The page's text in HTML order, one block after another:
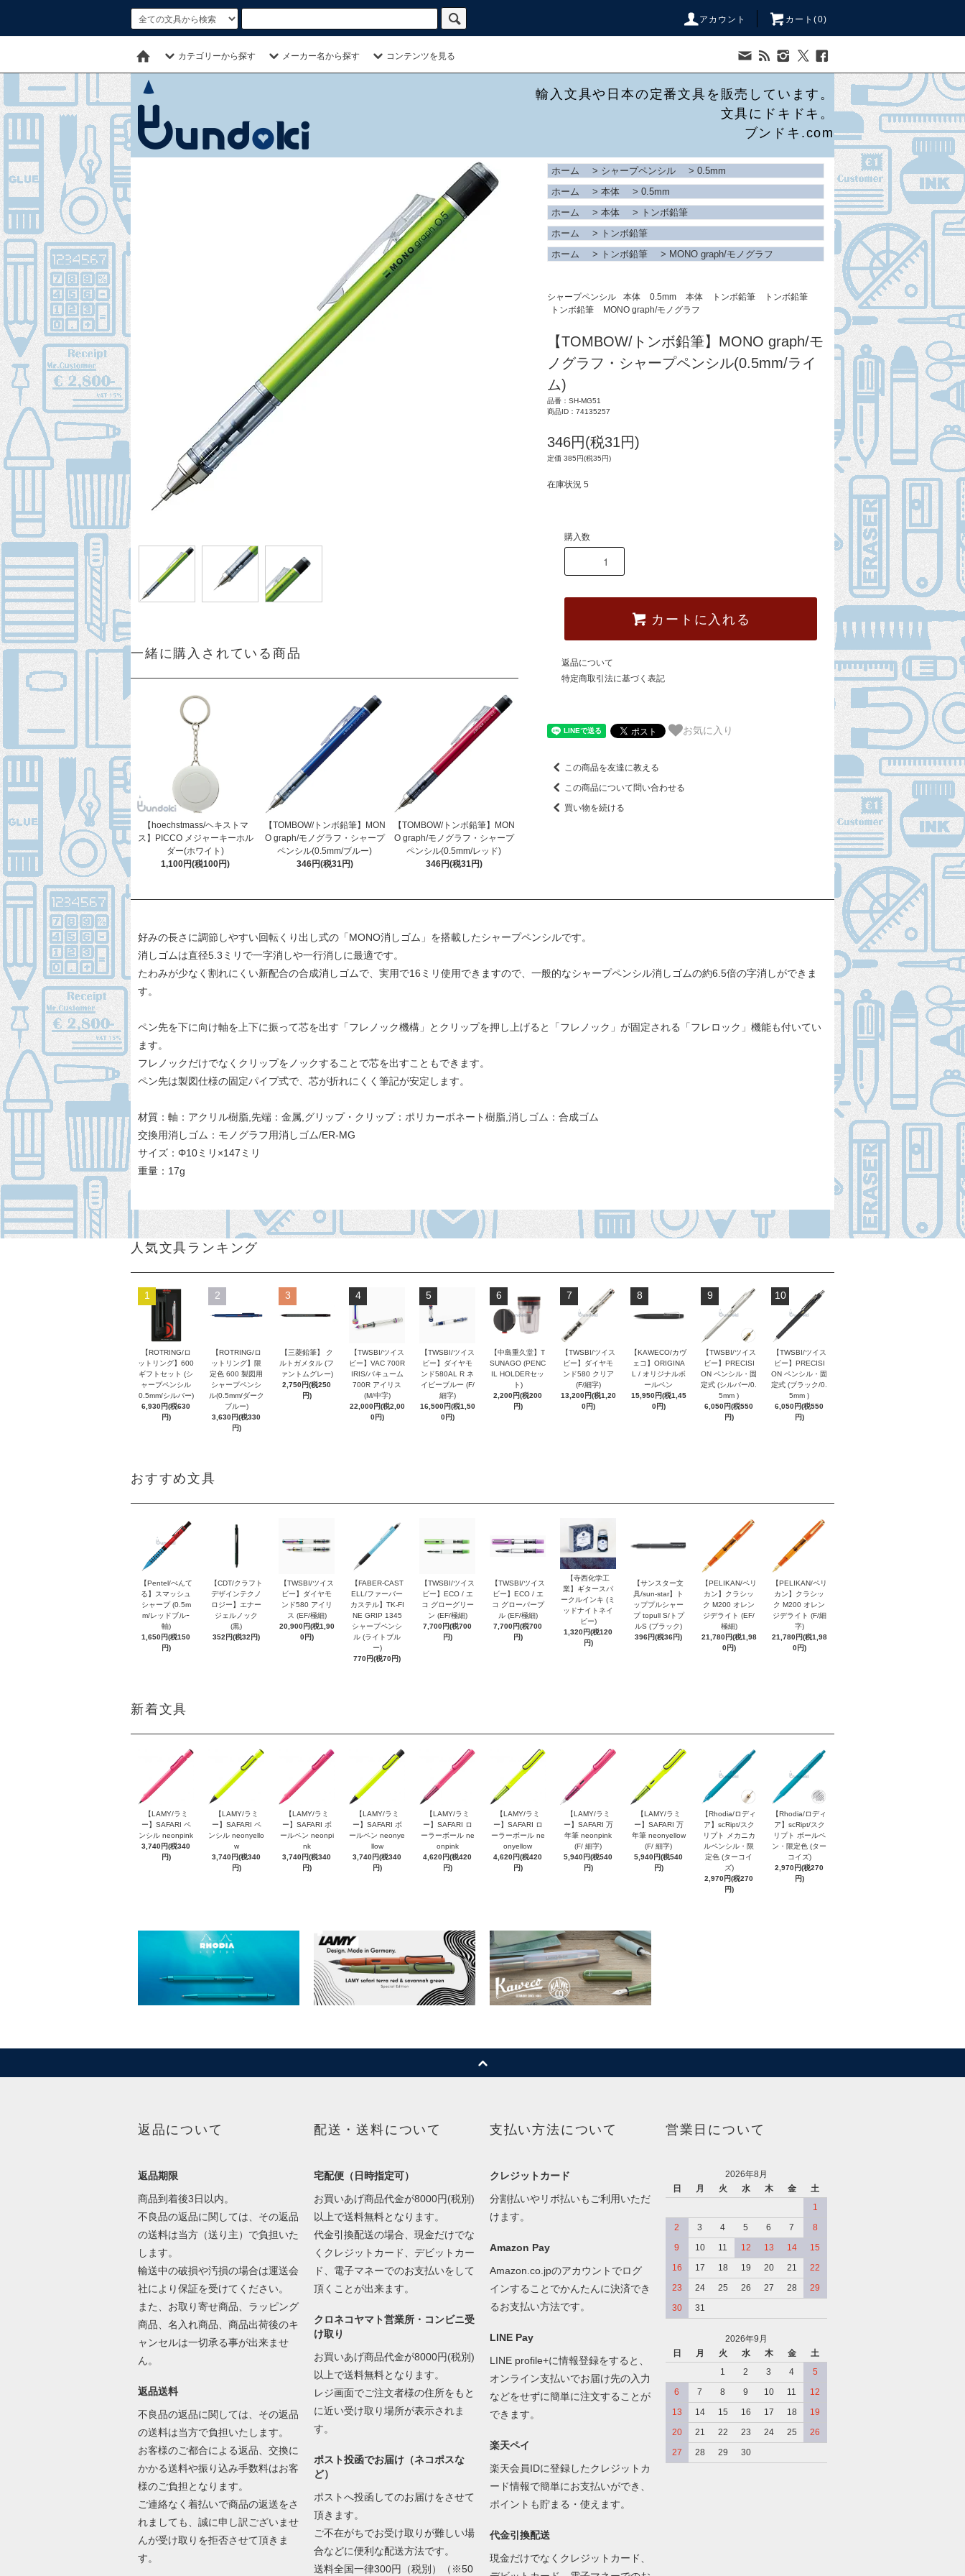
アカウント カート(0)
カテゴリーから探す メーカー名から探す コンテンツを見る
輸入文具や日本の定番文具を販売しています。
文具にドキドキ。
ブンドキ.com
一緒に購入されている商品
【hoechstmass/ヘキストマ
ス】PICCO メジャーキーホル
ダー(ホワイト)
1,100円(税100円)
【TOMBOW/トンボ鉛筆】MON
O graph/モノグラフ・シャープ
ペンシル(0.5mm/ブルー)
346円(税31円)
【TOMBOW/トンボ鉛筆】MON
O graph/モノグラフ・シャープ
ペンシル(0.5mm/レッド)
346円(税31円)
ホーム > シャープペンシル > 0.5mm
ホーム
> 本体 > 0.5mm
ホーム
> 本体 >
トンボ鉛筆
ホーム
>
トンボ鉛筆
ホーム
> トンボ鉛筆 > MONO graph/モノグラフ
シャープペンシル 本体 0.5mm 本体 トンボ鉛筆
トンボ鉛筆
トンボ鉛筆
MONO graph/モノグラフ
【TOMBOW/トンボ鉛筆】MONO graph/モ
ノグラフ・シャープペンシル(0.5mm/ライ
ム)
品番：SH-MG51
商品ID：74135257
346円(税31円)
定価 385円(税35円)
在庫状況 5
購入数
カートに入れる
返品について
特定商取引法に基づく表記
お気に入り
この商品を友達に教える
この商品について問い合わせる
買い物を続ける
好みの長さに調節しやすい回転くり出し式の「MONO消しゴム」を搭載したシャープペンシルです。
消しゴムは直径5.3ミリで一字消しや一行消しに最適です。
たわみが少なく割れにくい新配合の合成消しゴムで、実用で16ミリ使用できますので、一般的なシャープペンシル消しゴムの約6.5倍の字消しができま
す。
ペン先を下に向け軸を上下に振って芯を出す「フレノック機構」とクリップを押し上げると「フレノック」が固定される「フレロック」機能も付いてい
ます。
フレノックだけでなくクリップをノックすることで芯を出すこともできます。
ペン先は製図仕様の固定パイプ式で、芯が折れにくく筆記が安定します。
材質：軸：アクリル樹脂,先端：金属,グリップ・クリップ：ポリカーボネート樹脂,消しゴム：合成ゴム
交換用消しゴム： モノグラフ用消しゴム/ER-MG
サイズ：Φ10ミリ×147ミリ
重量：17g
人気文具ランキング
1
【ROTRING/ロ
ットリング】600
ギフトセット (シ
ャープペンシル
0.5mm/シルバー)
6,930円(税630
円)
2
【ROTRING/ロ
ットリング】限
定色 600 製図用
シャープペンシ
ル(0.5mm/ダーク
ブルー)
3,630円(税330
円)
3
【三菱鉛筆】 ク
ルトガメタル (フ
ァントムグレー)
2,750円(税250
円)
4
【TWSBI/ツイス
ビー】VAC 700R
IRIS/バキューム
700R アイリス
(M/中字)
22,000円(税2,00
0円)
5
【TWSBI/ツイス
ビー】ダイヤモ
ンド580AL R ネ
イビーブルー (F/
細字)
16,500円(税1,50
0円)
6
【中島重久堂】T
SUNAGO (PENC
IL HOLDERセッ
ト)
2,200円(税200
円)
7
【TWSBI/ツイス
ビー】ダイヤモ
ンド580 クリア
(F/細字)
13,200円(税1,20
0円)
8
【KAWECO/カヴ
ェコ】ORIGINA
L / オリジナルボ
ールペン
15,950円(税1,45
0円)
9
【TWSBI/ツイス
ビー】PRECISI
ON ペンシル・固
定式 (シルバー/0.
5mm )
6,050円(税550
円)
10
【TWSBI/ツイス
ビー】PRECISI
ON ペンシル・固
定式 (ブラック/0.
5mm )
6,050円(税550
円)
おすすめ文具
【Pentel/ぺんて
る】スマッシュ
シャープ (0.5m
m/レッドブルｰ
軸)
1,650円(税150
円)
【CDT/クラフト
デザインテクノ
ロジー】エナー
ジェルノック
(黒)
352円(税32円)
【TWSBI/ツイス
ビー】ダイヤモ
ンド580 アイリ
ス (EF/極細)
20,900円(税1,90
0円)
【FABER-CAST
ELL/ファーバー
カステル】TK-FI
NE GRIP 1345
シャープペンシ
ル (ライトブル
ー)
770円(税70円)
【TWSBI/ツイス
ビー】ECO / エ
コ グローグリー
ン (EF/極細)
7,700円(税700
円)
【TWSBI/ツイス
ビー】ECO / エ
コ グローパープ
ル (EF/極細)
7,700円(税700
円)
【寺西化学工
業】ギタースパ
ークルインキ (ミ
ッドナイトネイ
ビー)
1,320円(税120
円)
【サンスター文
具/sun-star】ト
ッププルシャー
プ topull S/トプ
ルS (ブラック)
396円(税36円)
【PELIKAN/ペリ
カン】クラシッ
ク M200 オレン
ジデライト (EF/
極細)
21,780円(税1,98
0円)
【PELIKAN/ペリ
カン】クラシッ
ク M200 オレン
ジデライト (F/細
字)
21,780円(税1,98
0円)
新着文具
【LAMY/ラミ
ー】SAFARI ペ
ンシル neonpink
3,740円(税340
円)
【LAMY/ラミ
ー】SAFARI ペ
ンシル neonyello
w
3,740円(税340
円)
【LAMY/ラミ
ー】SAFARI ボ
ールペン neonpi
nk
3,740円(税340
円)
【LAMY/ラミ
ー】SAFARI ボ
ールペン neonye
llow
3,740円(税340
円)
【LAMY/ラミ
ー】SAFARI ロ
ーラーボール ne
onpink
4,620円(税420
円)
【LAMY/ラミ
ー】SAFARI ロ
ーラーボール ne
onyellow
4,620円(税420
円)
【LAMY/ラミ
ー】SAFARI 万
年筆 neonpink
(F/ 細字)
5,940円(税540
円)
【LAMY/ラミ
ー】SAFARI 万
年筆 neonyellow
(F/ 細字)
5,940円(税540
円)
【Rhodia/ロディ
ア】scRipt/スク
リプト メカニカ
ルペンシル・限
定色 (ターコイ
ズ)
2,970円(税270
円)
【Rhodia/ロディ
ア】scRipt/スク
リプト ボールペ
ン・限定色 (ター
コイズ)
2,970円(税270
円)
返品について
返品期限
商品到着後3日以内。
不良品の返品に関しては、その返品
の送料は当方（送り主）で負担いた
します。
輸送中の破損や汚損の場合は運送会
社により保証を受けてください。
また、お取り寄せ商品、ラッピング
商品、名入れ商品、商品出荷後のキ
ャンセルは一切承る事が出来ませ
ん。
返品送料
不良品の返品に関しては、その返品
の送料は当方で負担いたします。
お客様のご都合による返品、交換に
かかる送料や振り込み手数料はお客
様のご負担となります。
ご連絡なく着払いで商品の返送をさ
れましても、誠に申し訳ございませ
んが受け取りを拒否させて頂きま
す。
配送・送料について
宅配便（日時指定可）
お買いあげ商品代金が8000円(税別)
以上で送料無料となります。
代金引換配送の場合、現金だけでな
くクレジットカード、デビットカー
ド、電子マネーでのお支払いをして
頂くことが出来ます。
クロネコヤマト営業所・コンビニ受
け取り
お買いあげ商品代金が8000円(税別)
以上で送料無料となります。
レジ画面でご注文者様の住所をもと
に近い受け取り場所が表示されま
す。
ポスト投函でお届け（ネコポスな
ど）
ポストへ投函してのお届けをさせて
頂きます。
ご不在がちでお受け取りが難しい場
合などに便利な配送方法です。
送料全国一律300円（税別）（※50
支払い方法について
クレジットカード
分割払いやリボ払いもご利用いただ
けます。
Amazon Pay
Amazon.co.jpのアカウントでログ
インすることでかんたんに決済でき
るお支払い方法です。
LINE Pay
LINE profile+に情報登録をすると、
オンライン支払いでお届け先の入力
などをせずに簡単に注文することが
できます。
楽天ペイ
楽天会員IDに登録したクレジットカ
ード情報で簡単にお支払いができ、
ポイントも貯まる・使えます。
代金引換配送
現金だけでなくクレジットカード、
営業日について
2026年8月
日
月 火 水 木 金
土
1
2
3 4 5 6 7
8
9
10 11 12 13 14
15
16
17 18 19 20 21
22
23
24 25 26 27 28
29
30
31
2026年9月
日
月 火 水 木 金
土
1
2 3 4
5
6
7 8 9 10 11
12
13
14 15 16 17 18
19
20
21 22 23 24 25
26
27
28 29 30